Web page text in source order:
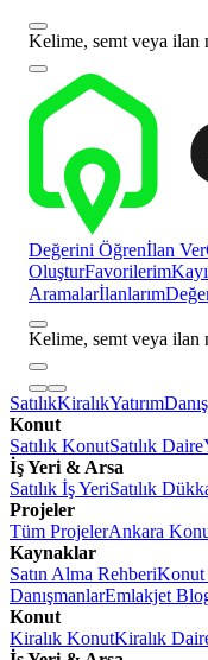
Kelime, semt veya ilan
Değerini Öğrenİlan Ver
OluşturFavorilerim
Aramalarİlanlarım
Kelime, semt veya ilan
SatılıkKiralıkYatırım
Konut
Satılık KonutSatılık Daire
İş Yeri & Arsa
Satılık İş YeriSatılık
Projeler
Tüm ProjelerAnkara
Kaynaklar
Satın Alma RehberiKonut
DanışmanlarEmlakjet
Konut
Kiralık KonutKiralık